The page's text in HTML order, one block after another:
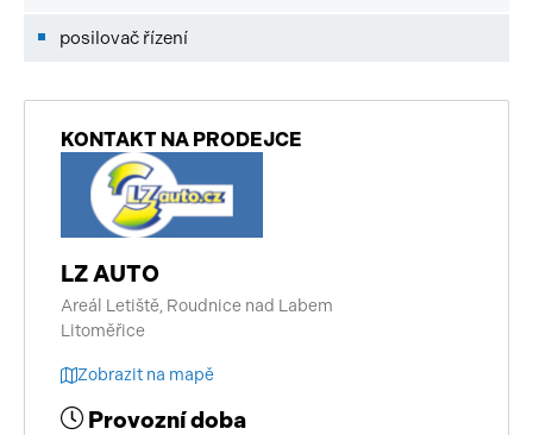
posilovač řízení
KONTAKT NA PRODEJCE
LZ AUTO
Areál Letiště, Roudnice nad Labem
Litoměřice
Zobrazit na mapě
Provozní doba